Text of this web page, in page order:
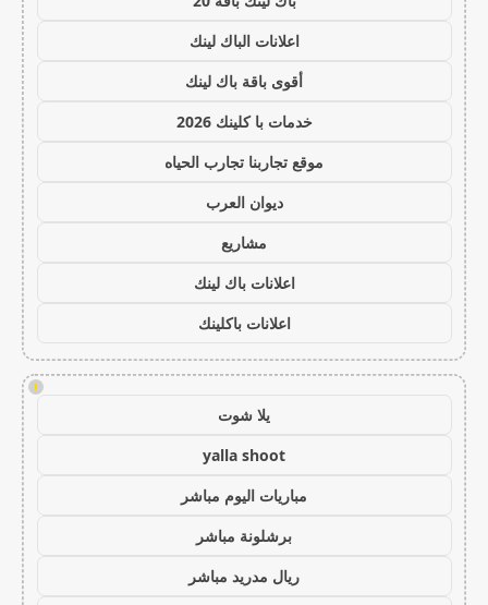
اعلانات الباك لينك
أقوى باقة باك لينك
خدمات با كلينك 2026
موقع تجاربنا تجارب الحياه
ديوان العرب
مشاريع
اعلانات باك لينك
اعلانات باكلينك
!
يلا شوت
yalla shoot
مباريات اليوم مباشر
برشلونة مباشر
ريال مدريد مباشر